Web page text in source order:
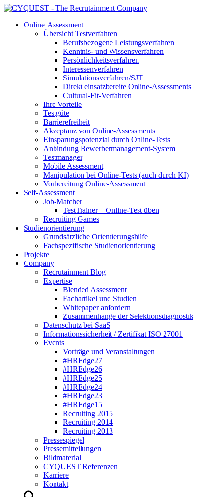
Online-Assessment
Übersicht Testverfahren
Berufsbezogene Leistungsverfahren
Kenntnis- und Wissensverfahren
Persönlichkeitsverfahren
Interessenverfahren
Simulationsverfahren/SJT
Direkt einsatzbereite Online-Assessments
Cultural-Fit-Verfahren
Ihre Vorteile
Testgüte
Barrierefreiheit
Akzeptanz von Online-Assessments
Einsparungspotenzial durch Online-Tests
Anbindung Bewerbermanagement-System
Testmanager
Mobile Assessment
Manipulation bei Online-Tests (auch durch KI)
Vorbereitung Online-Assessment
Self-Assessment
Job-Matcher
TestTrainer – Online-Test üben
Recruiting Games
Studienorientierung
Grundsätzliche Orientierungshilfe
Fachspezifische Studienorientierung
Projekte
Company
Recrutainment Blog
Expertise
Blended Assessment
Fachartikel und Studien
Whitepaper anfordern
Zusammenhänge der Selektionsdiagnostik
Datenschutz bei SaaS
Informationssicherheit / Zertifikat ISO 27001
Events
Vorträge und Veranstaltungen
#HREdge27
#HREdge26
#HREdge25
#HREdge24
#HREdge23
#HREdge15
Recruiting 2015
Recruiting 2014
Recruiting 2013
Pressespiegel
Pressemitteilungen
Bildmaterial
CYQUEST Referenzen
Karriere
Kontakt